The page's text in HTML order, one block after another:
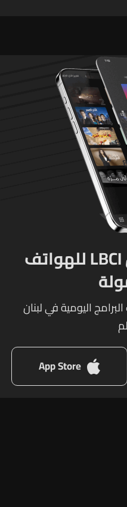
حمل الآن تطبيق LBCI للهواتف
اليومية في لبنان
App Store